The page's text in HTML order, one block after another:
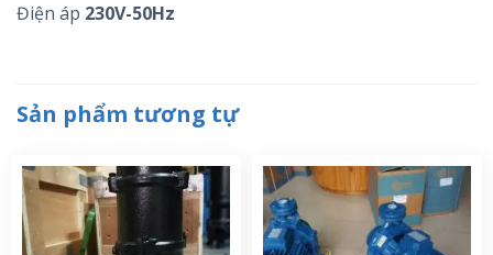
Điện áp 230V-50Hz
Sản phẩm tương tự